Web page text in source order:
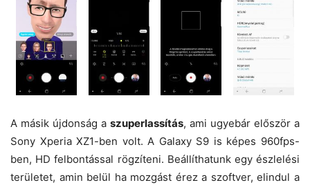
A másik újdonság a szuperlassítás, ami ugyebár először a
Sony Xperia XZ1-ben volt. A Galaxy S9 is képes 960fps-
ben, HD felbontással rögzíteni. Beállíthatunk egy észlelési
területet, amin belül ha mozgást érez a szoftver, elindul a